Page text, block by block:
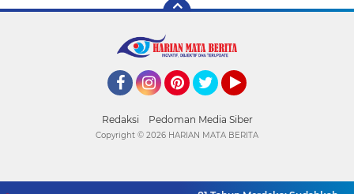
Redaksi Pedoman Media Siber
Copyright © 2026 HARIAN MATA BERITA